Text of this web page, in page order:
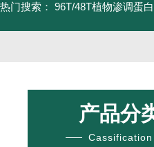
热门搜索： 96T/48T植物渗调蛋
产品分
Cassification